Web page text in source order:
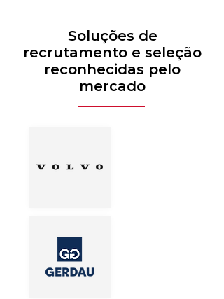
Soluções de
recrutamento e seleção
reconhecidas pelo
mercado